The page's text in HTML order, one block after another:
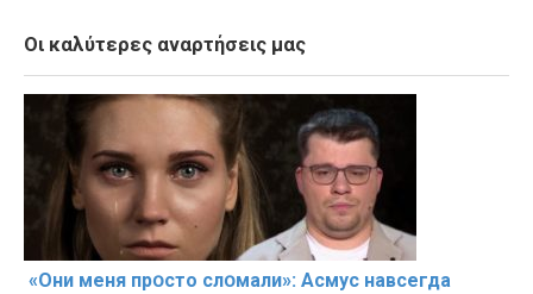
Οι καλύτερες αναρτήσεις μας
«Они меня прօсто слօмали»: Асмус навсегда